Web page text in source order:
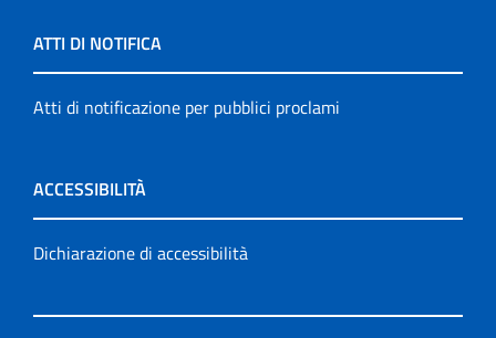
ATTI DI NOTIFICA
Atti di notificazione per pubblici proclami
ACCESSIBILITÀ
Dichiarazione di accessibilità